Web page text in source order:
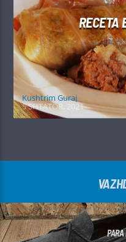
RECETA
Kushtrim Guraj
5 SHTATOR, 2021
PARA